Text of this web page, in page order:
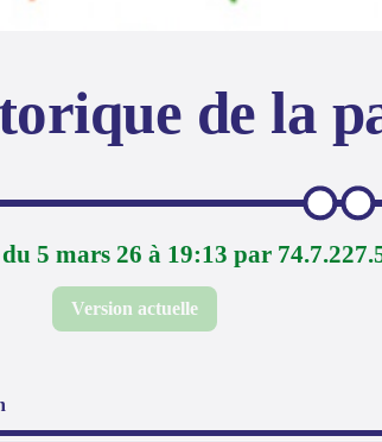
de la
5 mars 26 à 19:13 par
Version actuelle